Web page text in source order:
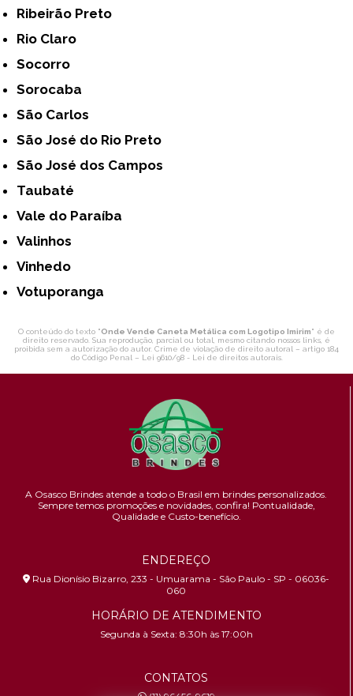
Ribeirão Preto
Rio Claro
Socorro
Sorocaba
São Carlos
São José do Rio Preto
São José dos Campos
Taubaté
Vale do Paraíba
Valinhos
Vinhedo
Votuporanga
O conteúdo do texto "Onde Vende Caneta Metálica com Logotipo Imirim" é de
direito reservado. Sua reprodução, parcial ou total, mesmo citando nossos links, é
proibida sem a autorização do autor. Crime de violação de direito autoral – artigo 184
do Código Penal – Lei 9610/98 - Lei de direitos autorais.
A Osasco Brindes atende a todo o Brasil em brindes personalizados.
Sempre temos promoções e novidades, confira! Pontualidade,
Qualidade e Custo-benefício.
ENDEREÇO
Rua Dionísio Bizarro, 233 - Umuarama - São Paulo - SP - 06036-
060
HORÁRIO DE ATENDIMENTO
Segunda à Sexta: 8:30h às 17:00h
CONTATOS